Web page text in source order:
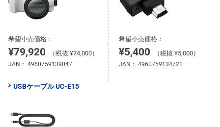
希望小売価格：
¥79,920 （税抜 ¥74,000）
JAN： 4960759139047
希望小売価格：
¥5,400 （税抜 ¥5,000）
JAN： 4960759134721
USBケーブル UC-E15